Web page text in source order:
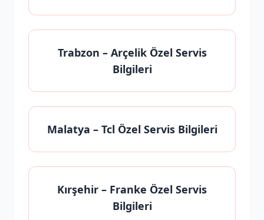
Trabzon – Arçelik Özel Servis
Bilgileri
Malatya – Tcl Özel Servis Bilgileri
Kırşehir – Franke Özel Servis
Bilgileri